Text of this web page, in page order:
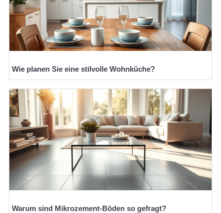
Wie planen Sie eine stilvolle Wohnküche?
Warum sind Mikrozement-Böden so gefragt?